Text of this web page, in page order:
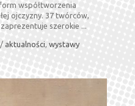
współtworzenia
ojczyzny. 37 twórców,
szerokie ...
/ aktualności, wystawy